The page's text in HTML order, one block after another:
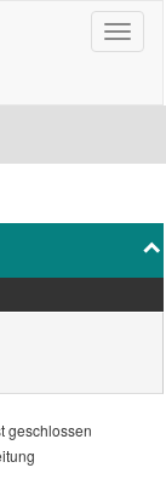
geschlossen